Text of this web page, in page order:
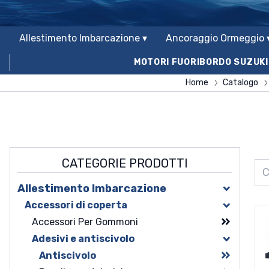
Allestimento Imbarcazione ▾ Ancoraggio Ormeggio
MOTORI FUORIBORDO
Home Catalogo
CATEGORIE PRODOTTI
Allestimento Imbarcazione
Accessori di coperta
Accessori Per Gommoni
Adesivi e antiscivolo
Antiscivolo